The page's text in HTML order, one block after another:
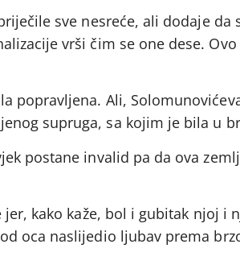
sve nesreće, ali dodaje da
vrši čim se one dese.
popravljena. Ali,
supruga, sa kojim je bila u
postane invalid pa da ova
kako kaže, bol i gubitak njoj i
oca naslijedio ljubav prema